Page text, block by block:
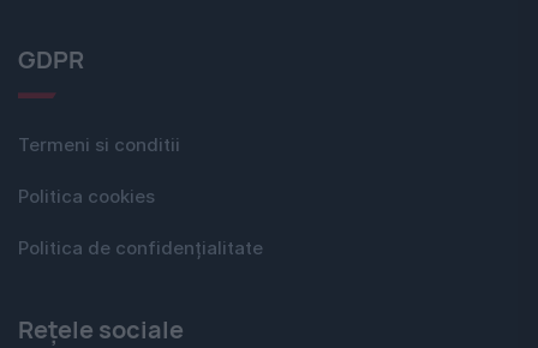
GDPR
Termeni si conditii
Politica cookies
Politica de confidențialitate
Rețele sociale